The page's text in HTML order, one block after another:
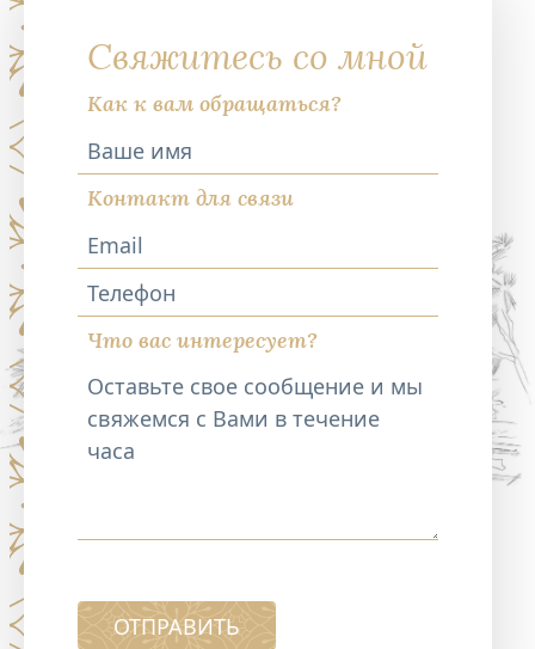
Свяжитесь со мной
Как к вам обращаться?
Контакт для связи
Телефон
Что вас интересует?
ОТПРАВИТЬ